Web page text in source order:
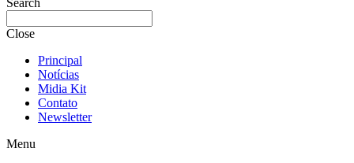
Search
Close
Principal
Notícias
Midia Kit
Contato
Newsletter
Menu